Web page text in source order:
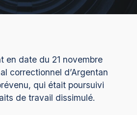
en date du 21 novembre
correctionnel d’Argentan
qui était poursuivi
de travail dissimulé.